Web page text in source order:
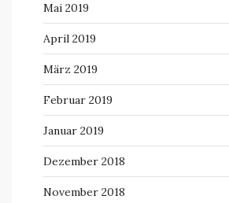
Mai 2019
April 2019
März 2019
Februar 2019
Januar 2019
Dezember 2018
November 2018